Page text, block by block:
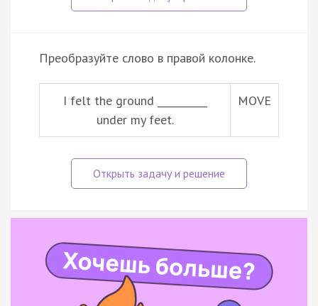
Преобразуйте слово в правой колонке.
I felt the ground __________
under my feet.
MOVE